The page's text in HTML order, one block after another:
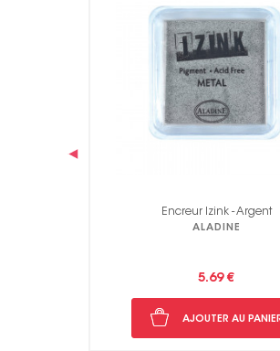
Encreur Izink - Argent
ALADINE
5.69 €
AJOUTER AU
‹